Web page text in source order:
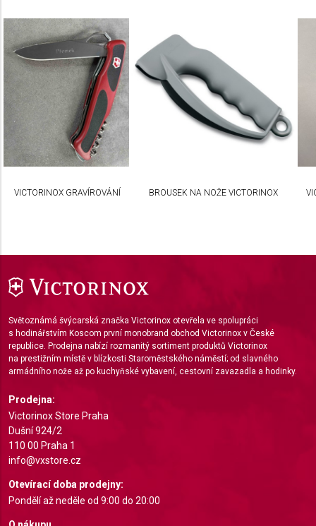
VICTORINOX GRAVÍROVÁNÍ BROUSEK NA NOŽE VICTORINOX
Světoznámá švýcarská značka Victorinox otevřela ve spolupráci
s hodinářstvím Koscom první monobrand obchod Victorinox v České
republice. Prodejna nabízí rozmanitý sortiment produktů Victorinox
na prestižním místě v blízkosti Staroměstského náměstí; od slavného
armádního nože až po kuchyňské vybavení, cestovní zavazadla a hodinky.
Prodejna:
Victorinox Store Praha
Dušní 924/2
110 00 Praha 1
info@vxstore.cz
Otevírací doba prodejny:
Pondělí až neděle od 9:00 do 20:00
Develop and improve services
Use limited data to select content
IAB Special Features:
Use precise geolocation data
Identify devices based on information actively
requested
Necessary
Functional
Advertising